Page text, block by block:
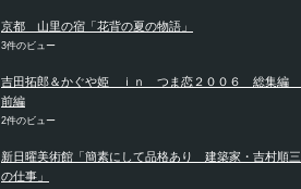
京都 山里の宿「花背の夏の物語」
3件のビュー
吉田拓郎＆かぐや姫 ｉｎ つま恋２００６ 総集編
前編
2件のビュー
新日曜美術館「簡素にして品格あり 建築家・吉村順三
の仕事」